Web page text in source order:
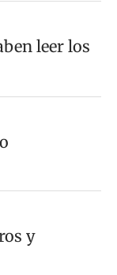
leer los
y